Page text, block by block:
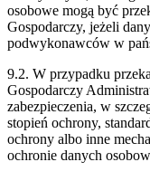
osobowe mogą być
Gospodarczy, jeżeli
podwykonawców w
9.2. W przypadku
Gospodarczy
zabezpieczenia, w
stopień ochrony,
ochrony albo inne
ochronie danych